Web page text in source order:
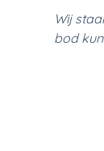
Wij
bod